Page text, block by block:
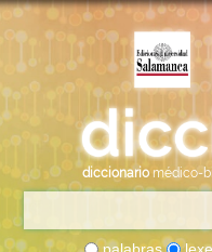
diccionario médico-